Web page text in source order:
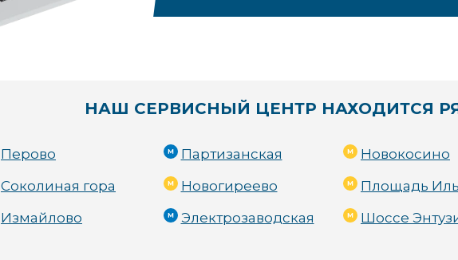
НАШ СЕРВИСНЫЙ ЦЕНТР НАХОДИТСЯ
Перово
Соколиная гора
Измайлово
Партизанская
Новогиреево
Электрозаводская
Новокосино
Площадь
Шоссе